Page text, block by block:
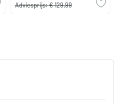
Adviesprijs:€ 129,99